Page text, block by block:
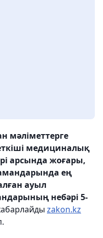
мәліметтерге
медициналық
арсында жоғары,
ең
ауыл
небәрі 5-
zakon.kz